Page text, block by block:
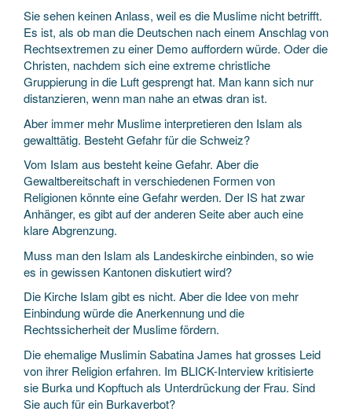
Sie sehen keinen Anlass, weil es die Muslime nicht betrifft.
Es ist, als ob man die Deutschen nach einem Anschlag von
Rechtsextremen zu einer Demo auffordern würde. Oder die
Christen, nachdem sich eine extreme christliche
Gruppierung in die Luft gesprengt hat. Man kann sich nur
distanzieren, wenn man nahe an etwas dran ist.
Aber immer mehr Muslime interpretieren den Islam als
gewalttätig. Besteht Gefahr für die Schweiz?
Vom Islam aus besteht keine Gefahr. Aber die
Gewaltbereitschaft in verschiedenen Formen von
Religionen könnte eine Gefahr werden. Der IS hat zwar
Anhänger, es gibt auf der anderen Seite aber auch eine
klare Abgrenzung.
Muss man den Islam als Landeskirche einbinden, so wie
es in gewissen Kantonen diskutiert wird?
Die Kirche Islam gibt es nicht. Aber die Idee von mehr
Einbindung würde die Anerkennung und die
Rechtssicherheit der Muslime fördern.
Die ehemalige Muslimin Sabatina James hat grosses Leid
von ihrer Religion erfahren. Im BLICK-Interview kritisierte
sie Burka und Kopftuch als Unterdrückung der Frau. Sind
Sie auch für ein Burkaverbot?